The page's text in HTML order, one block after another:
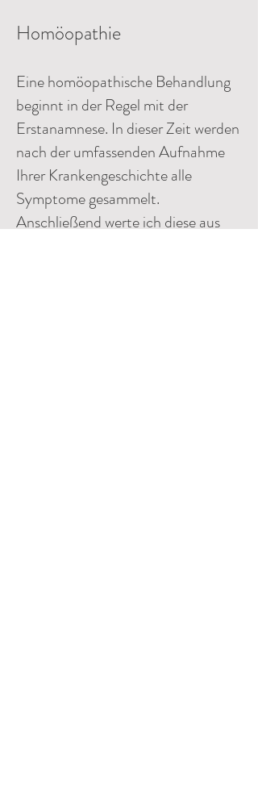
Homöopathie
Eine homöopathische Behandlung
beginnt in der Regel mit der
Erstanamnese. In dieser Zeit werden
nach der umfassenden Aufnahme
Ihrer Krankengeschichte alle
Symptome gesammelt.
Anschließend werte ich diese aus